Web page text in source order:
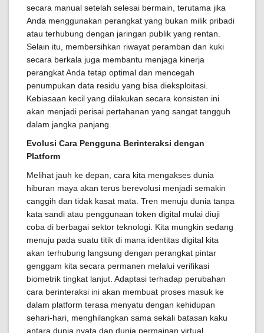
secara manual setelah selesai bermain, terutama jika
Anda menggunakan perangkat yang bukan milik pribadi
atau terhubung dengan jaringan publik yang rentan.
Selain itu, membersihkan riwayat peramban dan kuki
secara berkala juga membantu menjaga kinerja
perangkat Anda tetap optimal dan mencegah
penumpukan data residu yang bisa dieksploitasi.
Kebiasaan kecil yang dilakukan secara konsisten ini
akan menjadi perisai pertahanan yang sangat tangguh
dalam jangka panjang.
Evolusi Cara Pengguna Berinteraksi dengan
Platform
Melihat jauh ke depan, cara kita mengakses dunia
hiburan maya akan terus berevolusi menjadi semakin
canggih dan tidak kasat mata. Tren menuju dunia tanpa
kata sandi atau penggunaan token digital mulai diuji
coba di berbagai sektor teknologi. Kita mungkin sedang
menuju pada suatu titik di mana identitas digital kita
akan terhubung langsung dengan perangkat pintar
genggam kita secara permanen melalui verifikasi
biometrik tingkat lanjut. Adaptasi terhadap perubahan
cara berinteraksi ini akan membuat proses masuk ke
dalam platform terasa menyatu dengan kehidupan
sehari-hari, menghilangkan sama sekali batasan kaku
antara dunia nyata dan dunia permainan virtual.